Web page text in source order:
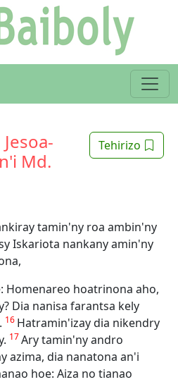
Tehirizo
Md.
tamin'ny roa ambin'ny
Iskariota nankany amin'ny
Homenareo hoatrinona aho,
Dia nanisa farantsa kely
16 Hatramin'izay dia nikendry
17Ary tamin'ny andro
azima, dia nanatona an'i
hoe: Aiza no tianao